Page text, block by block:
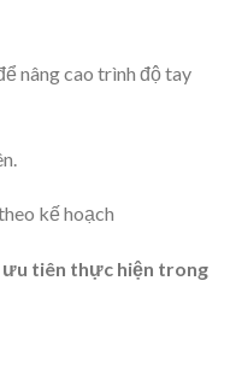
nâng cao trình độ tay
kế hoạch
ưu tiên thực hiện trong